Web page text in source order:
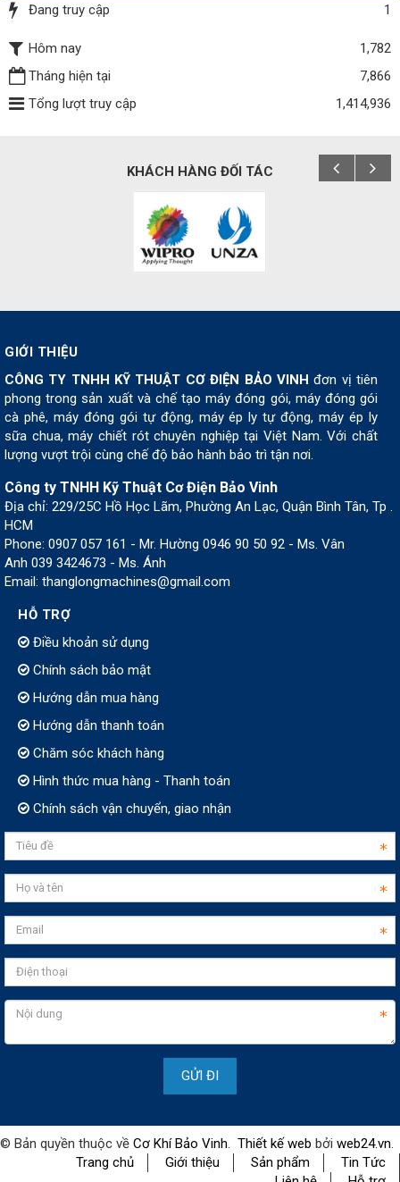
Đang truy cập 1
Hôm nay
1,782
Tháng hiện tại
7,866
Tổng lượt truy cập
1,414,936
KHÁCH HÀNG ĐỐI TÁC
GIỚI THIỆU
CÔNG TY TNHH KỸ THUẬT CƠ ĐIỆN BẢO VINH đơn vị tiên
phong trong sản xuất và chế tạo máy đóng gói, máy đóng gói
cà phê, máy đóng gói tự động, máy ép ly tự động, máy ép ly
sữa chua, máy chiết rót chuyên nghiệp tại Việt Nam. Với chất
lượng vượt trội cùng chế độ bảo hành bảo trì tận nơi.
Công ty TNHH Kỹ Thuật Cơ Điện Bảo Vinh
Địa chỉ: 229/25C Hồ Học Lãm, Phường An Lạc, Quận Bình Tân, Tp .
HCM
Phone: 0907 057 161 - Mr. Hường 0946 90 50 92 - Ms. Vân
Anh 039 3424673 - Ms. Ánh
Email: thanglongmachines@gmail.com
HỖ TRỢ
Điều khoản sử dụng
Chính sách bảo mật
Hướng dẫn mua hàng
Hướng dẫn thanh toán
Chăm sóc khách hàng
Hình thức mua hàng - Thanh toán
Chính sách vận chuyển, giao nhận
© Bản quyền thuộc về Cơ Khí Bảo Vinh. Thiết kế web bởi web24.vn.
Trang chủ
Giới thiệu Sản phẩm
Tin Tức